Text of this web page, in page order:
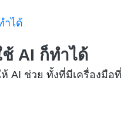
ช้ AI ก็ทำได้
AI ช่วย ทั้งที่มีเครื่องมือที่